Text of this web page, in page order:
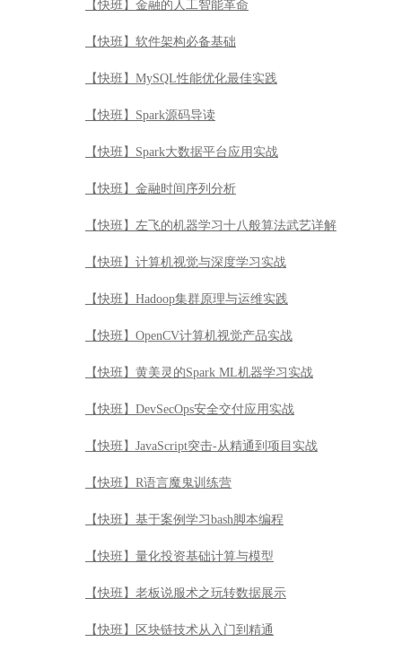
【快班】金融的人工智能革命
【快班】软件架构必备基础
【快班】MySQL性能优化最佳实践
【快班】Spark源码导读
【快班】Spark大数据平台应用实战
【快班】金融时间序列分析
【快班】左飞的机器学习十八般算法武艺详解
【快班】计算机视觉与深度学习实战
【快班】Hadoop集群原理与运维实践
【快班】OpenCV计算机视觉产品实战
【快班】黄美灵的Spark ML机器学习实战
【快班】DevSecOps安全交付应用实战
【快班】JavaScript突击-从精通到项目实战
【快班】R语言魔鬼训练营
【快班】基于案例学习bash脚本编程
【快班】量化投资基础计算与模型
【快班】老板说服术之玩转数据展示
【快班】区块链技术从入门到精通